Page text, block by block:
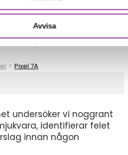
Avvisa
> Pixel 7A
undersöker vi noggrant
identifierar felet
innan någon